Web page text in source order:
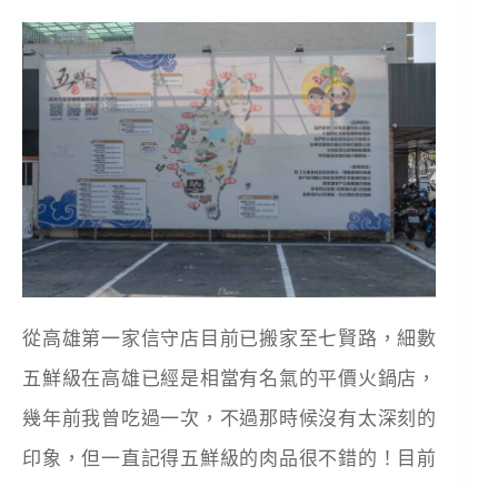
從高雄第一家信守店目前已搬家至七賢路，細數
五鮮級在高雄已經是相當有名氣的平價火鍋店，
幾年前我曾吃過一次，不過那時候沒有太深刻的
印象，但一直記得五鮮級的肉品很不錯的！目前